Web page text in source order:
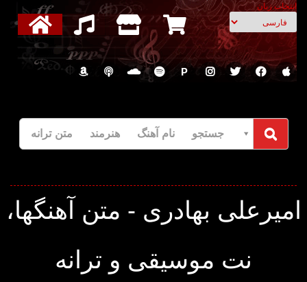
انتخاب زبان
P
جستجو نام آهنگ هنرمند متن ترانه
بهادری - متن آهنگها،
نت موسیقی و ترانه